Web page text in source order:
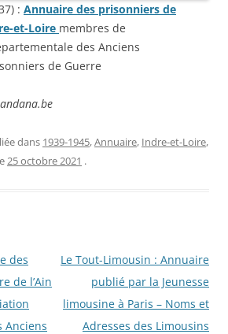
: Annuaire des prisonniers de
et-Loire membres de
des Anciens
de Guerre
dans 1939-1945,Annuaire, Indre-et-Loire,
25 octobre 2021 .
des
de l’Ain
Anciens
Le Tout-Limousin : Annuaire
publié par la Jeunesse
limousine à Paris – Noms et
Adresses des Limousins